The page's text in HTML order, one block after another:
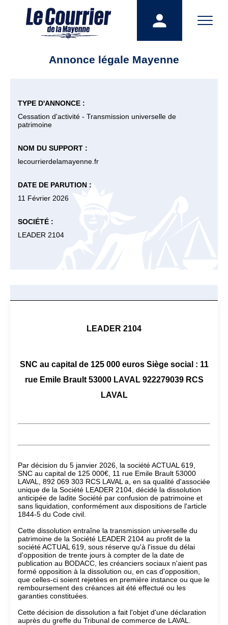
Annonce légale Mayenne
TYPE D'ANNONCE :
Cessation d'activité - Transmission universelle de
patrimoine
NOM DU SUPPORT :
lecourrierdelamayenne.fr
DATE DE PARUTION :
11 Février 2026
SOCIÉTÉ :
LEADER 2104
LEADER 2104
SNC au capital de 125 000 euros Siège social : 11
rue Emile Brault 53000 LAVAL 922279039 RCS
LAVAL
Par décision du 5 janvier 2026, la société ACTUAL 619,
SNC au capital de 125 000€, 11 rue Emile Brault 53000
LAVAL, 892 069 303 RCS LAVAL a, en sa qualité d'associée
unique de la Société LEADER 2104, décidé la dissolution
anticipée de ladite Société par confusion de patrimoine et
sans liquidation, conformément aux dispositions de l'article
1844-5 du Code civil.
Cette dissolution entraîne la transmission universelle du
patrimoine de la Société LEADER 2104 au profit de la
société ACTUAL 619, sous réserve qu'à l'issue du délai
d'opposition de trente jours à compter de la date de
publication au BODACC, les créanciers sociaux n'aient pas
formé opposition à la dissolution ou, en cas d'opposition,
que celles-ci soient rejetées en première instance ou que le
remboursement des créances ait été effectué ou les
garanties constituées.
Cette décision de dissolution a fait l'objet d'une déclaration
auprès du greffe du Tribunal de commerce de LAVAL.